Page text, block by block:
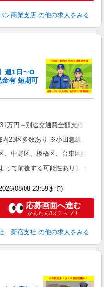
ン商業支店 の他の求人をみる
週1日〜O
金有 短期可
万円＋別途交通費全額支給 ※
23区多数あり ※小田急線、京王
、中野区、板橋区、台東区始め
って前後する可能性あり） ★週
08/08 23:59まで)
応募画面へ進む
かんたん3ステップ！
新宿支社 の他の求人をみる